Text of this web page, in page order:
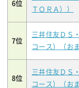
6位
ＴＯＲＡ））
7位
三井住友ＤＳ
コース）（お
8位
三井住友ＤＳ
コース）（お